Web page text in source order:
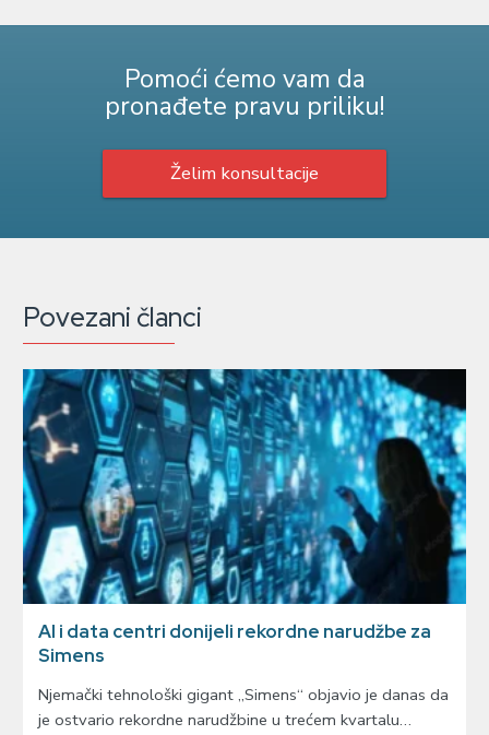
Pomoći ćemo vam da
pronađete pravu priliku!
Želim konsultacije
Povezani članci
AI i data centri donijeli rekordne narudžbe za
Simens
Njemački tehnološki gigant „Simens“ objavio je danas da
je ostvario rekordne narudžbine u trećem kvartalu…